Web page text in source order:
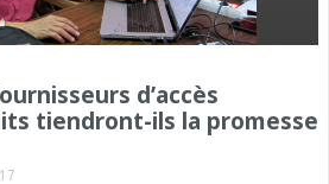
d’accès
tiendront-ils la promesse